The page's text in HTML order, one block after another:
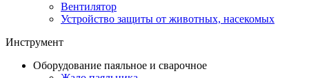
Вентилятор
Устройство защиты от животных, насекомых
Инструмент
Оборудование паяльное и сварочное